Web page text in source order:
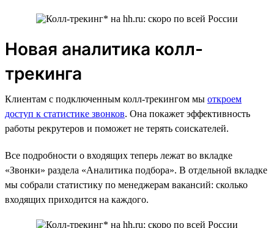
Новая аналитика колл-
трекинга
Клиентам с подключенным колл-трекингом мы откроем
доступ к статистике звонков. Она покажет эффективность
работы рекрутеров и поможет не терять соискателей.
Все подробности о входящих теперь лежат во вкладке
«Звонки» раздела «Аналитика подбора». В отдельной вкладке
мы собрали статистику по менеджерам вакансий: сколько
входящих приходится на каждого.